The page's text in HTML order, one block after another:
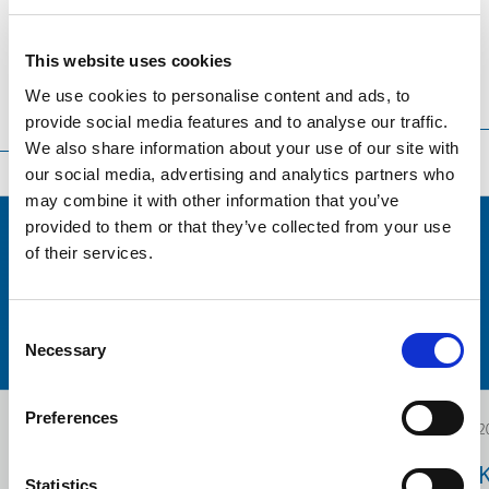
This website uses cookies
We use cookies to personalise content and ads, to
provide social media features and to analyse our traffic.
We also share information about your use of our site with
our social media, advertising and analytics partners who
may combine it with other information that you’ve
provided to them or that they’ve collected from your use
of their services.
Selection
Necessary
Preferences
Statistics
Translation
language
Sortieren
Reihenfolge